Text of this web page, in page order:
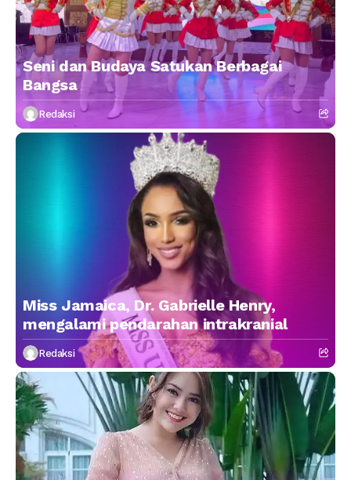
Seni dan Budaya Satukan Berbagai
Bangsa
Redaksi
Miss Jamaica, Dr. Gabrielle Henry,
mengalami pendarahan intrakranial
Redaksi